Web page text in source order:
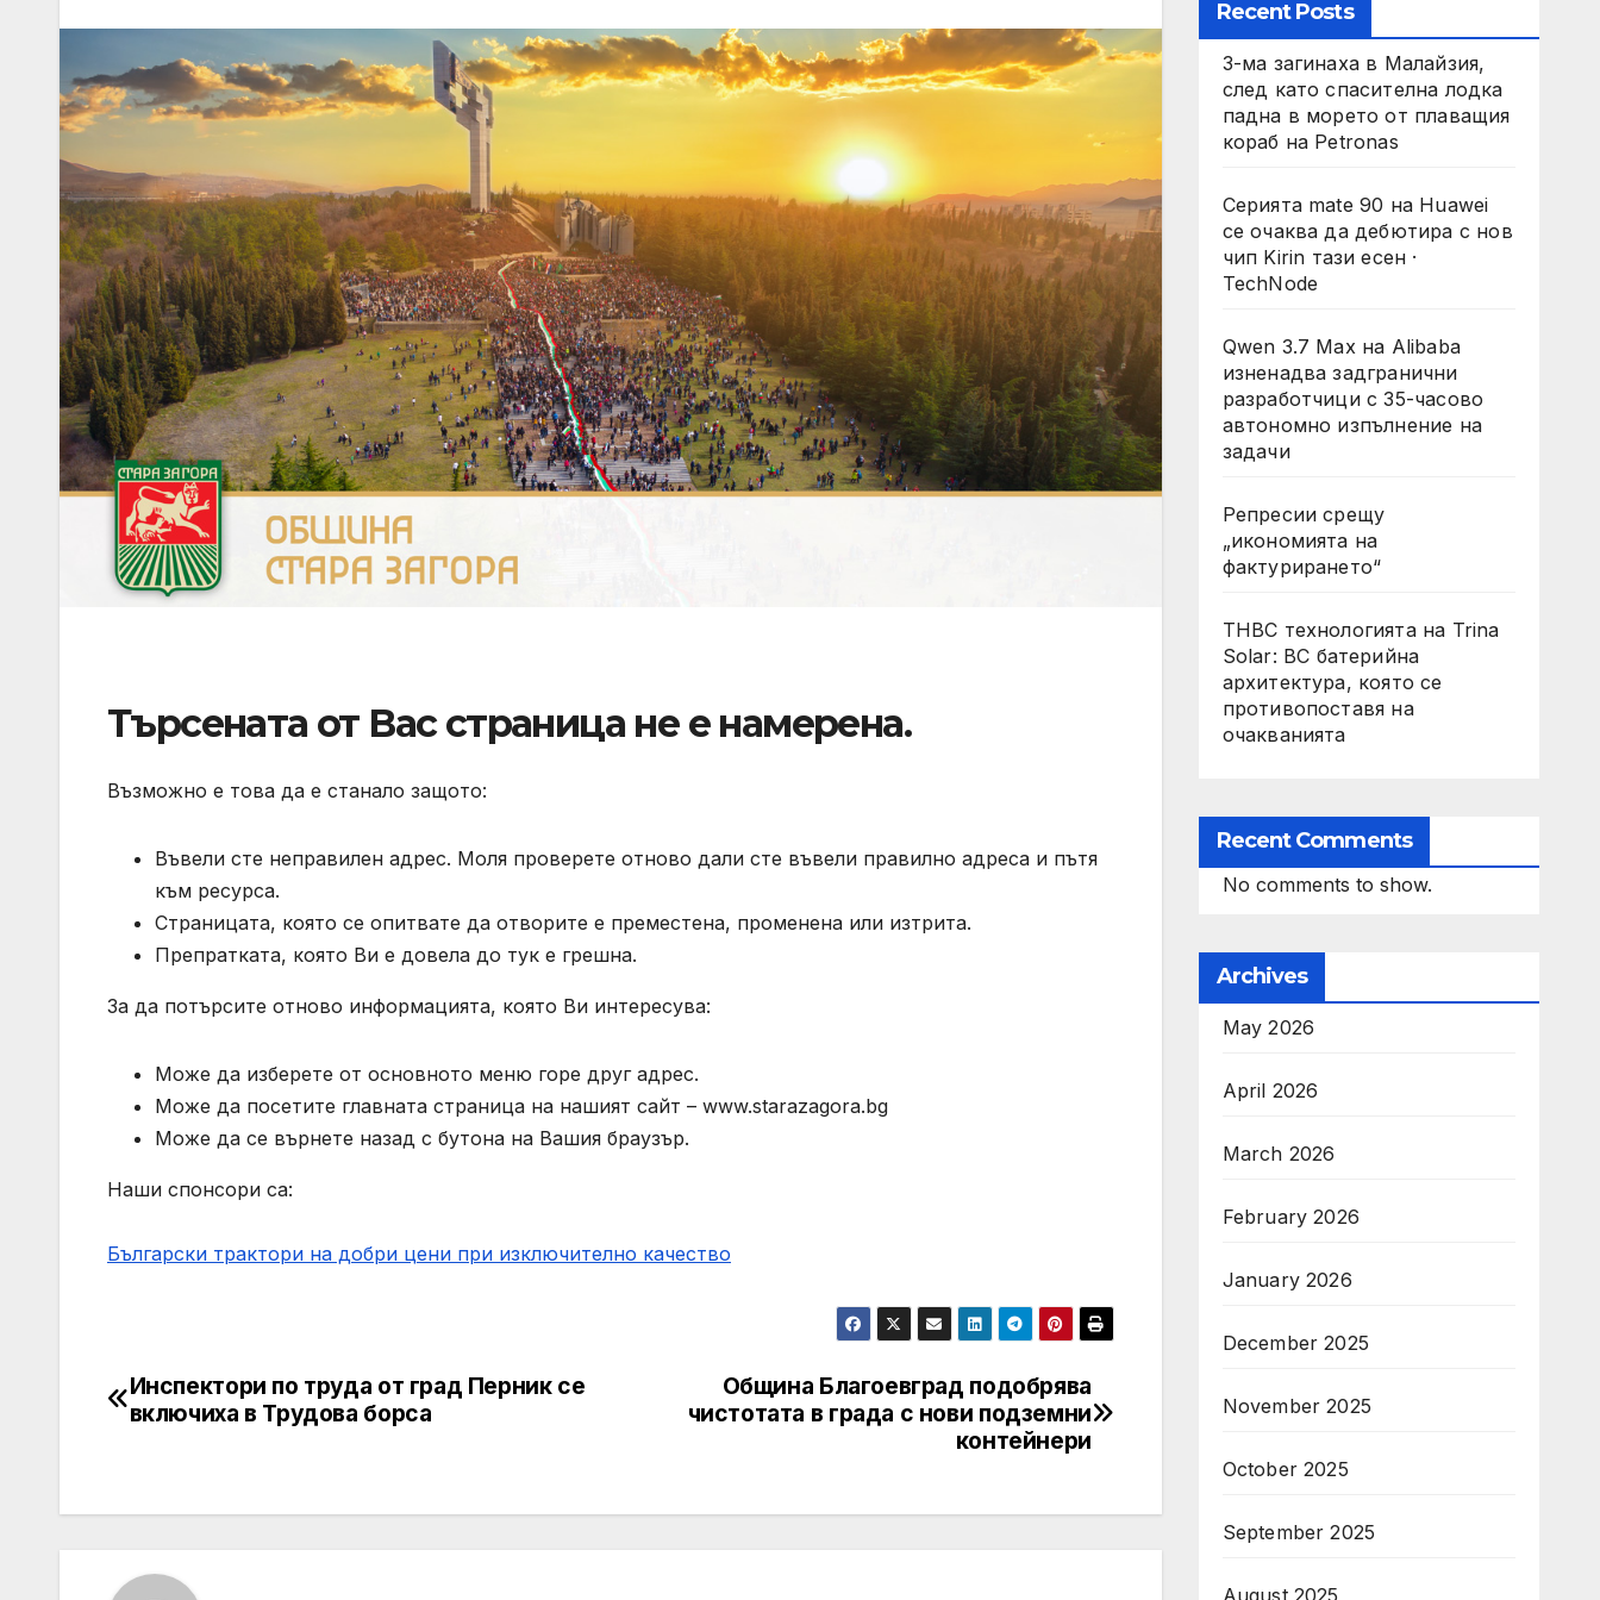
Търсената от Вас страница не е намерена.
Възможно е това да е станало защото:
Въвели сте неправилен адрес. Моля проверете отново дали сте въвели правилно адреса и пътя
към ресурса.
Страницата, която се опитвате да отворите е преместена, променена или изтрита.
Препратката, която Ви е довела до тук е грешна.
За да потърсите отново информацията, която Ви интересува:
Може да изберете от основното меню горе друг адрес.
Може да посетите главната страница на нашият сайт – www.starazagora.bg
Може да се върнете назад с бутона на Вашия браузър.
Наши спонсори са:
Български трактори на добри цени при изключително качество
Post
Община Благоевград подобрява
чистотата в града с нови подземни
контейнери
Инспектори по труда от град Перник се
включиха в Трудова борса
Recent Posts
3-ма загинаха в Малайзия,
след като спасителна лодка
падна в морето от плаващия
кораб на Petronas
Серията mate 90 на Huawei
се очаква да дебютира с нов
чип Kirin тази есен ·
TechNode
Qwen 3.7 Max на Alibaba
изненадва задгранични
разработчици с 35-часово
автономно изпълнение на
задачи
Репресии срещу
„икономията на
фактурирането“
THBC технологията на Trina
Solar: BC батерийна
архитектура, която се
противопоставя на
очакванията
Recent Comments
No comments to show.
Archives
May 2026
April 2026
March 2026
February 2026
January 2026
December 2025
November 2025
October 2025
September 2025
August 2025